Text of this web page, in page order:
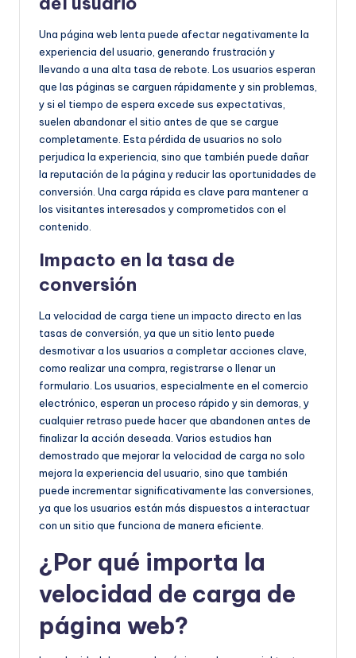
Una página web lenta puede afectar negativamente la
experiencia del usuario, generando frustración y
llevando a una alta tasa de rebote. Los usuarios esperan
que las páginas se carguen rápidamente y sin problemas,
y si el tiempo de espera excede sus expectativas,
suelen abandonar el sitio antes de que se cargue
completamente. Esta pérdida de usuarios no solo
perjudica la experiencia, sino que también puede dañar
la reputación de la página y reducir las oportunidades de
conversión. Una carga rápida es clave para mantener a
los visitantes interesados y comprometidos con el
contenido.
Impacto en la tasa de
conversión
La velocidad de carga tiene un impacto directo en las
tasas de conversión, ya que un sitio lento puede
desmotivar a los usuarios a completar acciones clave,
como realizar una compra, registrarse o llenar un
formulario. Los usuarios, especialmente en el comercio
electrónico, esperan un proceso rápido y sin demoras, y
cualquier retraso puede hacer que abandonen antes de
finalizar la acción deseada. Varios estudios han
demostrado que mejorar la velocidad de carga no solo
mejora la experiencia del usuario, sino que también
puede incrementar significativamente las conversiones,
ya que los usuarios están más dispuestos a interactuar
con un sitio que funciona de manera eficiente.
¿Por qué importa la
velocidad de carga de
página web?